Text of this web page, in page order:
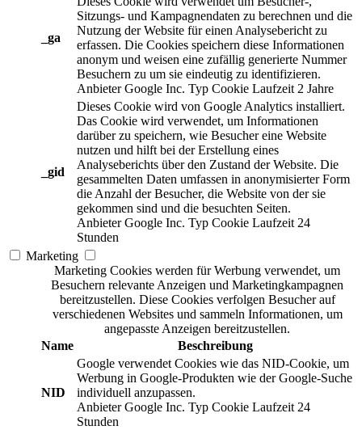
_ga
Sitzungs- und Kampagnendaten zu berechnen und die
Nutzung der Website für einen Analysebericht zu
erfassen. Die Cookies speichern diese Informationen
anonym und weisen eine zufällig generierte Nummer
Besuchern zu um sie eindeutig zu identifizieren.
Anbieter Google Inc. Typ Cookie Laufzeit 2 Jahre
_gid
Dieses Cookie wird von Google Analytics installiert.
Das Cookie wird verwendet, um Informationen
darüber zu speichern, wie Besucher eine Website
nutzen und hilft bei der Erstellung eines
Analyseberichts über den Zustand der Website. Die
gesammelten Daten umfassen in anonymisierter Form
die Anzahl der Besucher, die Website von der sie
gekommen sind und die besuchten Seiten.
Anbieter Google Inc. Typ Cookie Laufzeit 24
Stunden
Marketing
Marketing Cookies werden für Werbung verwendet, um
Besuchern relevante Anzeigen und Marketingkampagnen
bereitzustellen. Diese Cookies verfolgen Besucher auf
verschiedenen Websites und sammeln Informationen, um
angepasste Anzeigen bereitzustellen.
Name
Beschreibung
NID
Google verwendet Cookies wie das NID-Cookie, um
Werbung in Google-Produkten wie der Google-Suche
individuell anzupassen.
Anbieter Google Inc. Typ Cookie Laufzeit 24
Stunden